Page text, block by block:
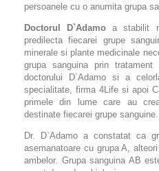
persoanele cu o anumita grupa
Doctorul D`Adamo a stabilit
predilecta fiecarei grupe
minerale si plante medicinale
grupa sanguina prin
doctorului D`Adamo si a
specialitate, firma 4Life si apoi
primele din lume care au
destinate fiecarei grupe sanguine.
Dr. D`Adamo a constatat ca
asemanatoare cu grupa A,
ambelor. Grupa sanguina AB